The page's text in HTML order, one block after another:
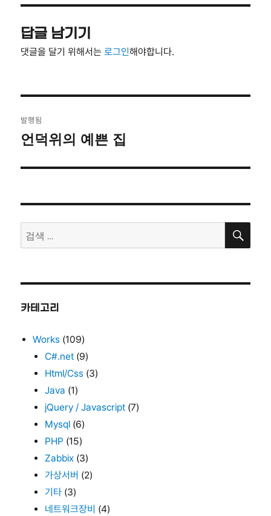
답글 남기기
댓글을 달기 위해서는로그인해야합니다.
탐
발행됨
언덕위의 예쁜 집
검
색:
검
카테고리
Works (109)
C#.net (9)
Html/Css (3)
Java (1)
jQuery / Javascript (7)
Mysql (6)
PHP (15)
Zabbix (3)
가상서버 (2)
기타 (3)
네트워크장비 (4)